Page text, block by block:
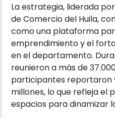
La estrategia, liderada
de Comercio del Huila,
como una plataforma
emprendimiento y el
en el departamento.
reunieron a más de
participantes reportaron
millones, lo que refleja el
espacios para dinamizar